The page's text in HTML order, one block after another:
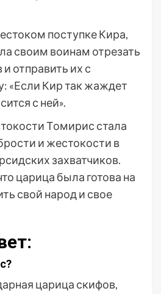
поступке Кира,
своим воинам отрезать
отправить их с
«Если Кир так жаждет
с ней».
Томирис стала
и жестокости в
захватчиков.
царица была готова на
свой народ и свое
царица скифов,